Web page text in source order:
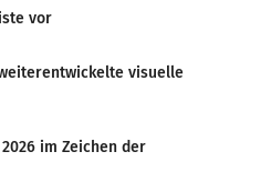
vor
visuelle
im Zeichen der